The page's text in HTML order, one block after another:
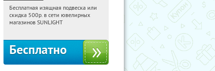
11:08:18 Получили:
Россия
Бесплатная изящная подвеска или
скидка 500р. в сети ювелирных
магазинов SUNLIGHT
Бесплатно